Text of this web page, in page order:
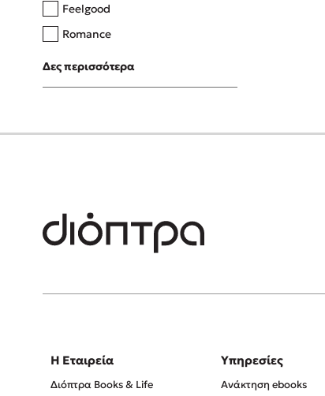
Feelgood
Romance
Upmarket
Young Adult
Δες περισσότερα
Η Εταιρεία
Διόπτρα Books & Life
Υπηρεσίες
Ανάκτηση ebooks